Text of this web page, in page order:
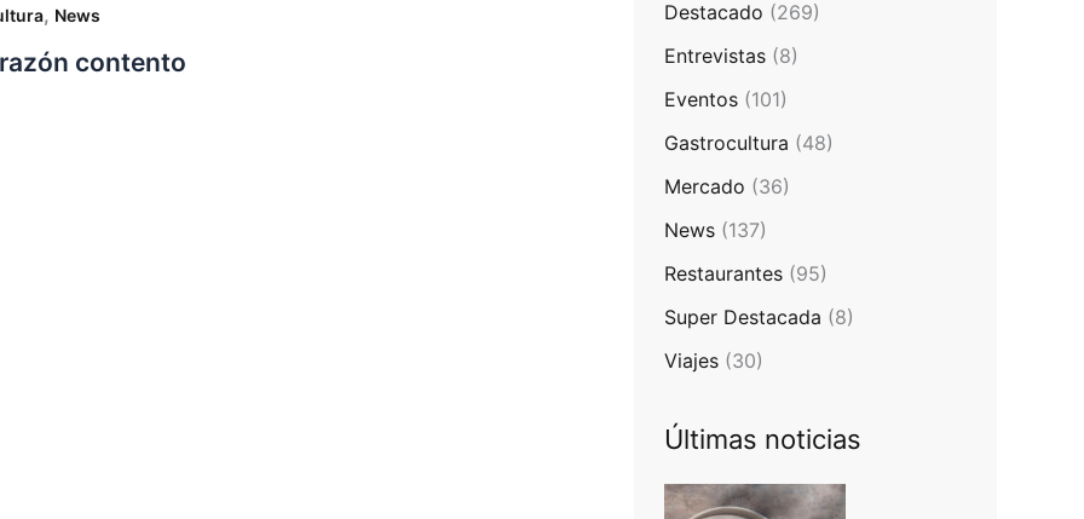
, News
contento
Destacado (269)
Entrevistas (8)
Eventos (101)
Gastrocultura (48)
Mercado (36)
News (137)
Restaurantes (95)
Super Destacada (8)
Viajes (30)
Últimas noticias